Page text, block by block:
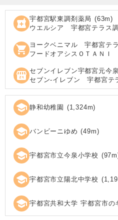
local_pharmacy 宇都宮駅東調剤薬局 (63m)
ウエルシア 宇都宮テラス
shopping_cart ヨークベニマル 宇都宮テ
フードオアシスＯＴＡＮＩ
local_convenience_store セブンイレブン宇都宮元今
セブン‐イレブン 宇都宮テ
school 静和幼稚園 (1,324m)
school バンビーニゆめ (49m)
school 宇都宮市立今泉小学校 (97
school 宇都宮市立陽北中学校 (
school 宇都宮共和大学 宇都宮市の